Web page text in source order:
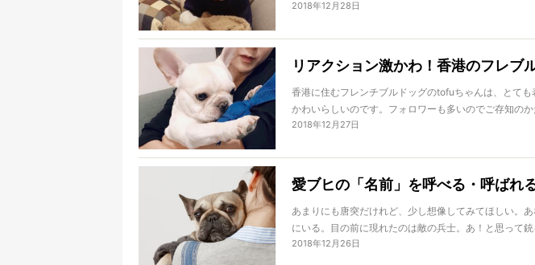
「巣作りフレブル」の１頭ですので、ぜひこちらの動画
2018年12月28日
リアクション激かわ！香港のフレブ
香港に住むフレンチブルドッグのtofuちゃんは、とて
かわいらしいのです。フォロワーも多いのでご存知の
せんが、今日はtofuちゃんの日常を覗いてみましょう。
2018年12月27日
愛ブヒの「名前」を呼べる・呼ばれ
あまりにも唐突だけれど、少し想像してみてほしい。
にいる。目の前に現れたのは敵の兵士。あ！と思って
兵士が自分の名前を名乗ったら、構えた銃のトリガーを
2018年12月26日